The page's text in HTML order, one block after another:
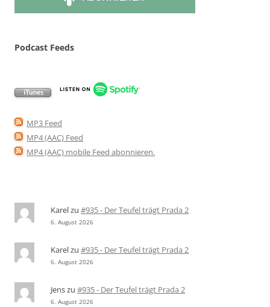
Podcast Feeds
MP3 Feed
MP4 (AAC) Feed
MP4 (AAC) mobile Feed abonnieren.
Karelzu #935 - Der Teufel trägt Prada 2
6. August 2026
Karelzu #935 - Der Teufel trägt Prada 2
6. August 2026
Jenszu #935 - Der Teufel trägt Prada 2
6. August 2026